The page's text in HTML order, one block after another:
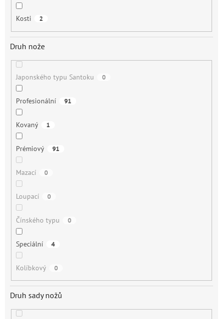
Kosti 2
Druh nože
Japonského typu Santoku 0
Profesionální 91
Kovaný 1
Prémiový 91
Mazací 0
Loupací 0
Čínského typu 0
Speciální 4
Kolíbkový 0
Druh sady nožů